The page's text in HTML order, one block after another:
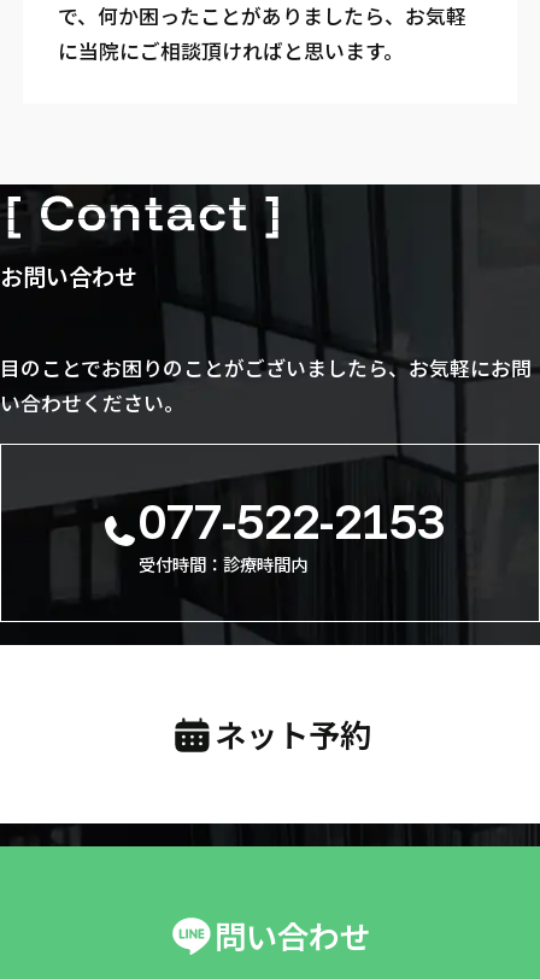
で、何か困ったことがありましたら、お気軽
に当院にご相談頂ければと思います。
お問い合わせ
目のことでお困りのことがございましたら、お気軽にお問
い合わせください。
077-522-2153
受付時間：診療時間内
ネット予約
問い合わせ